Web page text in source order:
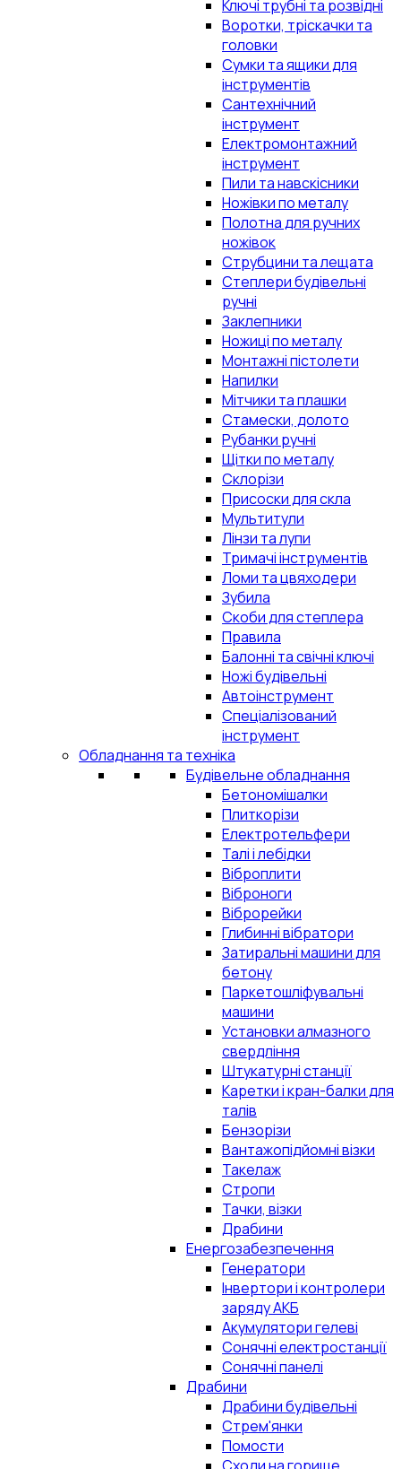
Ключі трубні та розвідні
Воротки, тріскачки та
головки
Сумки та ящики для
інструментів
Сантехнічний
інструмент
Електромонтажний
інструмент
Пили та навскісники
Ножівки по металу
Полотна для ручних
ножівок
Струбцини та лещата
Степлери будівельні
ручні
Заклепники
Ножиці по металу
Монтажні пістолети
Напилки
Мітчики та плашки
Стамески, долото
Рубанки ручні
Щітки по металу
Склорізи
Присоски для скла
Мультитули
Лінзи та лупи
Тримачі інструментів
Ломи та цвяходери
Зубила
Скоби для степлера
Правила
Балонні та свічні ключі
Ножі будівельні
Автоінструмент
Спеціалізований
інструмент
Обладнання та техніка
Будівельне обладнання
Бетономішалки
Плиткорізи
Електротельфери
Талі і лебідки
Віброплити
Віброноги
Віброрейки
Глибинні вібратори
Затиральні машини для
бетону
Паркетошліфувальні
машини
Установки алмазного
свердління
Штукатурні станції
Каретки і кран-балки для
талів
Бензорізи
Вантажопідйомні візки
Такелаж
Стропи
Тачки, візки
Драбини
Енергозабезпечення
Генератори
Інвертори і контролери
заряду АКБ
Акумулятори гелеві
Сонячні електростанції
Сонячні панелі
Драбини
Драбини будівельні
Стрем'янки
Помости